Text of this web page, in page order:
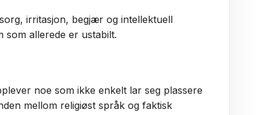
irritasjon, begjær og intellektuell
som allerede er ustabilt.
noe som ikke enkelt lar seg plassere
mellom religiøst språk og faktisk